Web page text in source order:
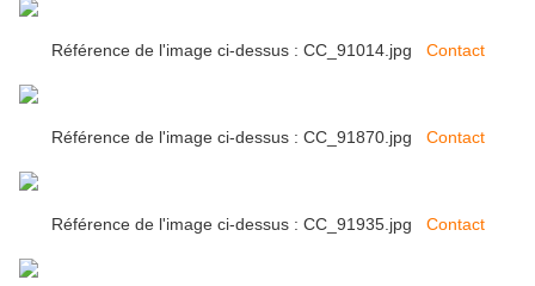
Référence de l'image ci-dessus : CC_91014.jpg Contact
Référence de l'image ci-dessus : CC_91870.jpg Contact
Référence de l'image ci-dessus : CC_91935.jpg Contact